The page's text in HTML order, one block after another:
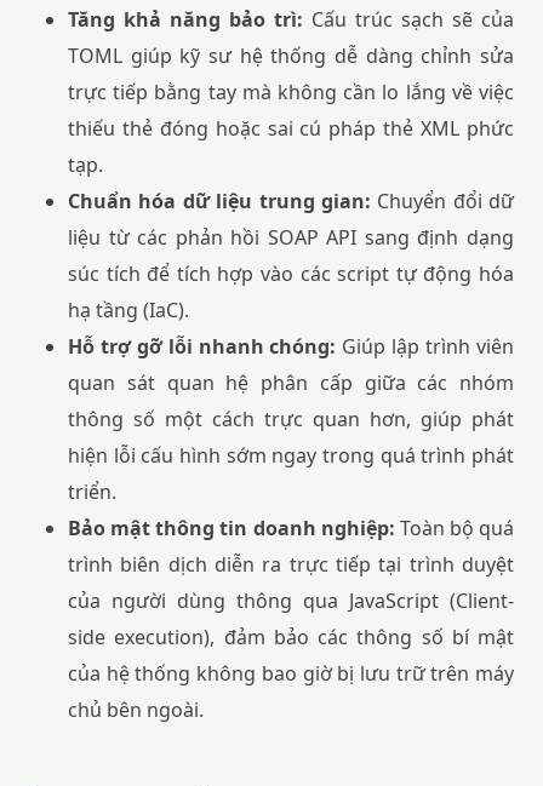
Tăng khả năng bảo trì: Cấu trúc sạch sẽ của
TOML giúp kỹ sư hệ thống dễ dàng chỉnh sửa
trực tiếp bằng tay mà không cần lo lắng về việc
thiếu thẻ đóng hoặc sai cú pháp thẻ XML phức
tạp.
Chuẩn hóa dữ liệu trung gian: Chuyển đổi dữ
liệu từ các phản hồi SOAP API sang định dạng
súc tích để tích hợp vào các script tự động hóa
hạ tầng (IaC).
Hỗ trợ gỡ lỗi nhanh chóng: Giúp lập trình viên
quan sát quan hệ phân cấp giữa các nhóm
thông số một cách trực quan hơn, giúp phát
hiện lỗi cấu hình sớm ngay trong quá trình phát
triển.
Bảo mật thông tin doanh nghiệp: Toàn bộ quá
trình biên dịch diễn ra trực tiếp tại trình duyệt
của người dùng thông qua JavaScript (Client-
side execution), đảm bảo các thông số bí mật
của hệ thống không bao giờ bị lưu trữ trên máy
chủ bên ngoài.